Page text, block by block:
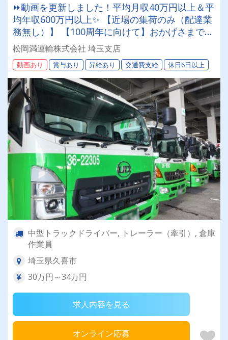
⏩動画を更新しました！平均月収40万円以上＆平
均年収600万円以上✨ 【近場の集荷のみ（配達業
務無し）】 【100周年に向けて】おかげさまで設
立77周年北海道を代表する運送会社で一緒に働き
ましょう！まつおかまんの未来を担うドライバー
積極採用中！
松岡満運輸株式会社 埼玉支店
動画あり 賞与あり 昇給あり 交通費支給 休日6日以上
中型トラックドライバー, トレーラー（牽引）, 倉庫
作業員
埼玉県久喜市
30万円～34万円
求人内容を見る
オンライン応募